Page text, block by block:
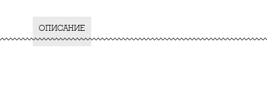
ОПИСАНИЕ